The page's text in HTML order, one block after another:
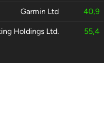
Garmin Ltd 40,9
Holdings Ltd. 55,4